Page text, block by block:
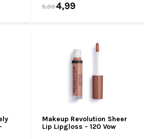
5,994,99
Makeup Revolution Sheer
Lip Lipgloss - 120 Vow